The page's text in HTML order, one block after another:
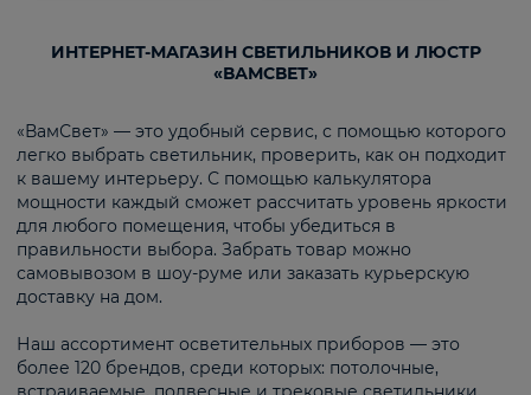
ИНТЕРНЕТ-МАГАЗИН СВЕТИЛЬНИКОВ И ЛЮСТР
«ВАМСВЕТ»
«ВамСвет» — это удобный сервис, с помощью которого
легко выбрать светильник, проверить, как он подходит
к вашему интерьеру. С помощью калькулятора
мощности каждый сможет рассчитать уровень яркости
для любого помещения, чтобы убедиться в
правильности выбора. Забрать товар можно
самовывозом в шоу-руме или заказать курьерскую
доставку на дом.
Наш ассортимент осветительных приборов — это
более 120 брендов, среди которых: потолочные,